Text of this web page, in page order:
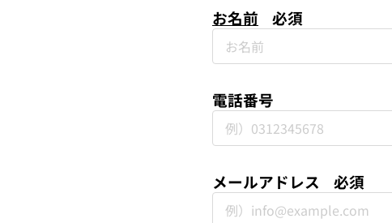
お名前 必須
電話番号
メールアドレス 必須